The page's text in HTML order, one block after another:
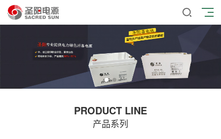
PRODUCT LINE
产品系列